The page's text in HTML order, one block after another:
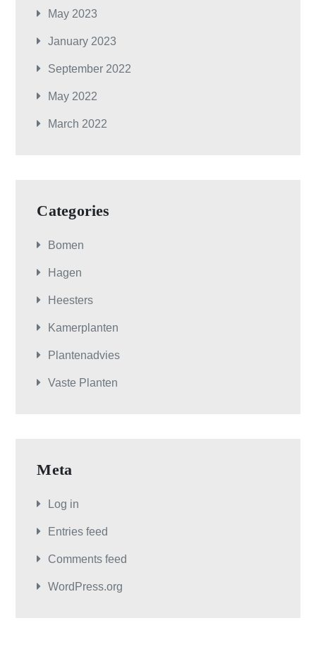
May 2023
January 2023
September 2022
May 2022
March 2022
Categories
Bomen
Hagen
Heesters
Kamerplanten
Plantenadvies
Vaste Planten
Meta
Log in
Entries feed
Comments feed
WordPress.org